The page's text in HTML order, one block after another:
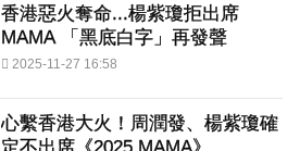
香港惡火奪命...楊紫瓊拒出席
MAMA 「黑底白字」再發聲
2025-11-27 16:58
心繫香港大火！周潤發、楊紫瓊確